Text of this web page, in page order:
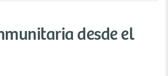
desde el